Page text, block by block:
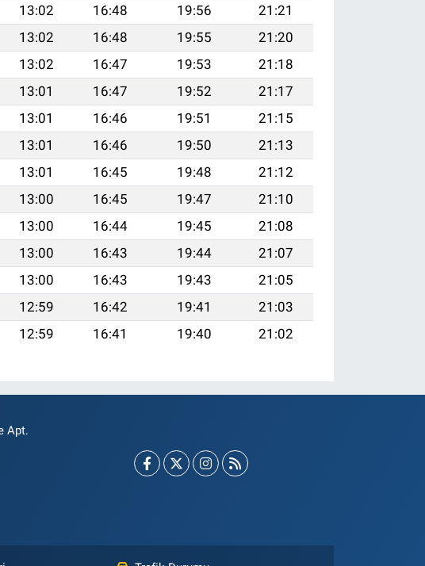
13:02 16:48 19:56
21:21
13:02 16:48 19:55
21:20
13:02 16:47 19:53
21:18
13:01 16:47 19:52
21:17
13:01 16:46 19:51
21:15
13:01 16:46 19:50
21:13
13:01 16:45 19:48
21:12
13:00 16:45 19:47
21:10
13:00 16:44 19:45
21:08
13:00 16:43 19:44
21:07
13:00 16:43 19:43
21:05
12:59 16:42 19:41
21:03
12:59 16:41 19:40 21:02
Apt.